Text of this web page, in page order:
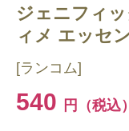
ジェニフィ
ィメ エッセ
[ランコム]
540 円（税込）